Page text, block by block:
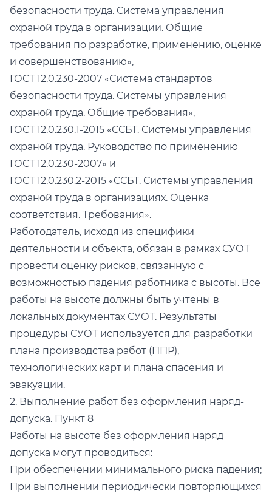
безопасности труда. Система управления
охраной труда в организации. Общие
требования по разработке, применению, оценке
и совершенствованию»,
ГОСТ 12.0.230-2007 «Система стандартов
безопасности труда. Системы управления
охраной труда. Общие требования»,
ГОСТ 12.0.230.1-2015 «ССБТ. Системы управления
охраной труда. Руководство по применению
ГОСТ 12.0.230-2007» и
ГОСТ 12.0.230.2-2015 «ССБТ. Системы управления
охраной труда в организациях. Оценка
соответствия. Требования».
Работодатель, исходя из специфики
деятельности и объекта, обязан в рамках СУОТ
провести оценку рисков, связанную с
возможностью падения работника с высоты. Все
работы на высоте должны быть учтены в
локальных документах СУОТ. Результаты
процедуры СУОТ используется для разработки
плана производства работ (ППР),
технологических карт и плана спасения и
эвакуации.
2. Выполнение работ без оформления наряд-
допуска. Пункт 8
Работы на высоте без оформления наряд
допуска могут проводиться:
При обеспечении минимального риска падения;
При выполнении периодически повторяющихся